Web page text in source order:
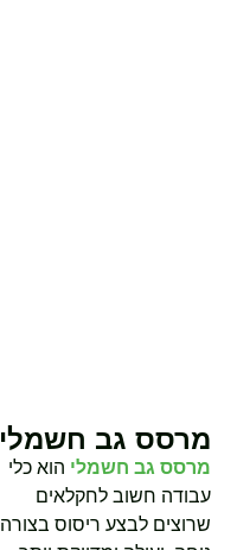
מרסס גב חשמלי
מרסס גב חשמלי הוא כלי
עבודה חשוב לחקלאים
שרוצים לבצע ריסוס בצורה